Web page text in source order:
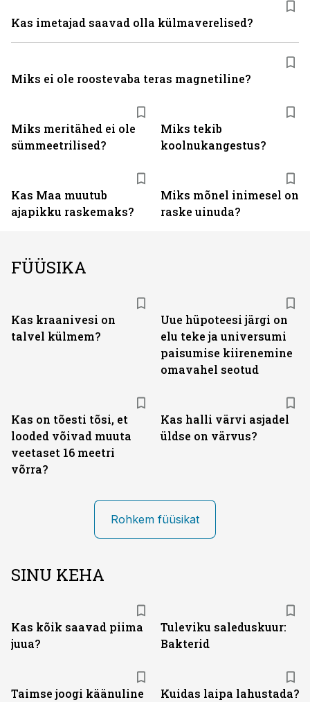
Miks meritähed ei ole
sümmeetrilised?
Miks tekib
koolnukangestus?
Kas Maa muutub
ajapikku raskemaks?
Miks mõnel inimesel on
raske uinuda?
Kas imetajad saavad olla külmaverelised?
Miks ei ole roostevaba teras magnetiline?
FÜÜSIKA
Kas kraanivesi on
talvel külmem?
Uue hüpoteesi järgi on
elu teke ja universumi
paisumise kiirenemine
omavahel seotud
Kas on tõesti tõsi, et
looded võivad muuta
veetaset 16 meetri
võrra?
Kas halli värvi asjadel
üldse on värvus?
Rohkem füüsikat
SINU KEHA
Kas kõik saavad piima
juua?
Tuleviku saleduskuur:
Bakterid
Taimse joogi käänuline
Kuidas laipa lahustada?